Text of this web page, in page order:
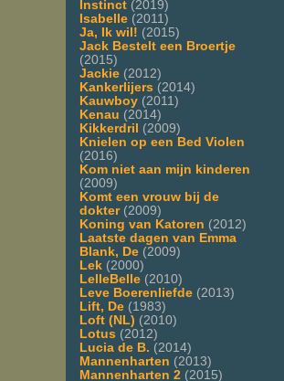
Instinct (2019)
Isabelle (2011)
Ja, Ik wil! (2015)
Jack Bestelt een Broertje
(2015)
Jackie (2012)
Kankerlijers (2014)
Kauwboy (2011)
Kenau (2014)
Kikkerdril (2009)
Knielen op een Bed Violen
(2016)
Kom niet aan mijn kinderen
(2009)
Komt een vrouw bij de
dokter(2009)
Koning van Katoren (2012)
Laatste dagen van Emma
Blank, De (2009)
Lek (2000)
LelleBelle (2010)
Leve Boerenliefde (2013)
Lift, De (1983)
Loft (NL) (2010)
Lotus (2012)
Lucia de B. (2014)
Mannenharten (2013)
Mannenharten 2 (2015)